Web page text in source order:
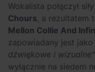
Wokalista połączył
Chours , a rezultatem
Mellon Collie And
zapowiadany jest jako
dźwiękowe i wizualne”
wyłącznie na siedem